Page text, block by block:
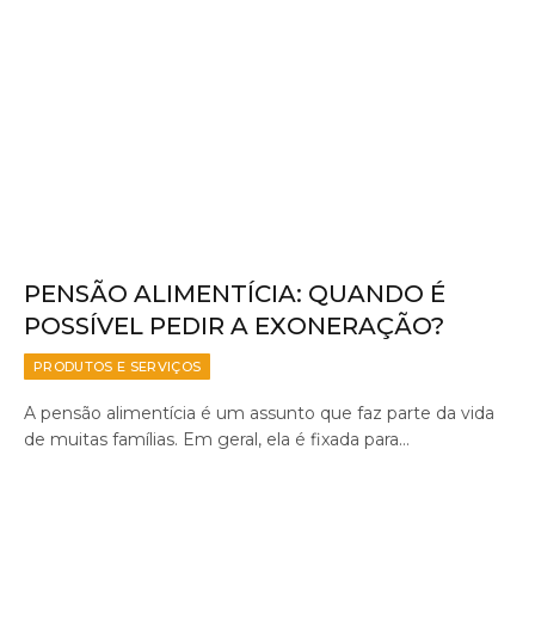
PENSÃO ALIMENTÍCIA: QUANDO É
POSSÍVEL PEDIR A EXONERAÇÃO?
PRODUTOS E SERVIÇOS
A pensão alimentícia é um assunto que faz parte da vida
de muitas famílias. Em geral, ela é fixada para…